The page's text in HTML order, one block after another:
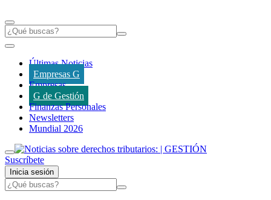
Últimas Noticias
Empresas G
Empresas
G de Gestión
Finanzas Personales
Newsletters
Mundial 2026
Suscríbete
Inicia sesión